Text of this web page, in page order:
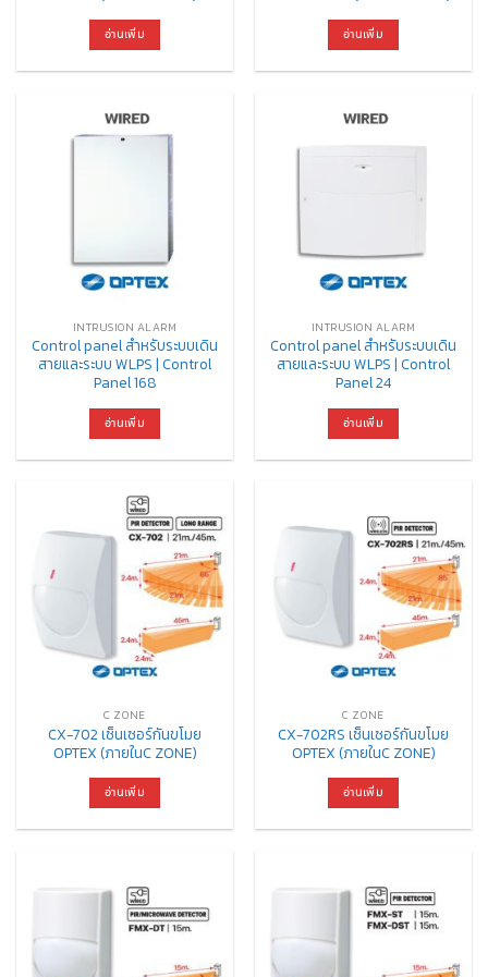
อ่านเพิ่ม อ่านเพิ่ม
INTRUSION ALARM
Control panel สำหรับระบบเดิน
สายและระบบ WLPS | Control
Panel 168
อ่านเพิ่ม
INTRUSION ALARM
Control panel สำหรับระบบเดิน
สายและระบบ WLPS | Control
Panel 24
อ่านเพิ่ม
C ZONE
CX-702 เซ็นเซอร์กันขโมย
OPTEX (ภายในC ZONE)
อ่านเพิ่ม
C ZONE
CX-702RS เซ็นเซอร์กันขโมย
OPTEX (ภายในC ZONE)
อ่านเพิ่ม